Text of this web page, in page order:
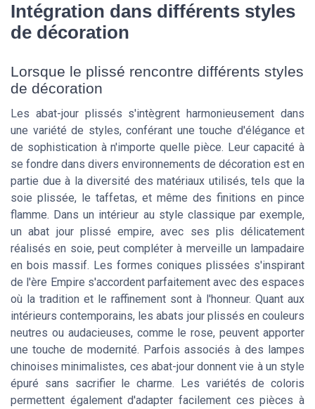
Intégration dans différents styles
de décoration
Lorsque le plissé rencontre différents styles
de décoration
Les abat-jour plissés s'intègrent harmonieusement dans
une variété de styles, conférant une touche d'élégance et
de sophistication à n'importe quelle pièce. Leur capacité à
se fondre dans divers environnements de décoration est en
partie due à la diversité des matériaux utilisés, tels que la
soie plissée, le taffetas, et même des finitions en pince
flamme. Dans un intérieur au style classique par exemple,
un abat jour plissé empire, avec ses plis délicatement
réalisés en soie, peut compléter à merveille un lampadaire
en bois massif. Les formes coniques plissées s'inspirant
de l'ère Empire s'accordent parfaitement avec des espaces
où la tradition et le raffinement sont à l'honneur. Quant aux
intérieurs contemporains, les abats jour plissés en couleurs
neutres ou audacieuses, comme le rose, peuvent apporter
une touche de modernité. Parfois associés à des lampes
chinoises minimalistes, ces abat-jour donnent vie à un style
épuré sans sacrifier le charme. Les variétés de coloris
permettent également d'adapter facilement ces pièces à